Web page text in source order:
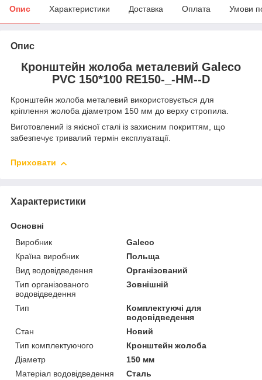
Опис Характеристики Доставка Оплата Умови
Опис
Кронштейн жолоба металевий Galeco
PVC 150*100 RE150-_-HM--D
Кронштейн жолоба металевий використовується для
кріплення жолоба діаметром 150 мм до верху стропила.
Виготовлений із якісної сталі із захисним покриттям, що
забезпечує тривалий термін експлуатації.
Приховати
Характеристики
Основні
Виробник
Galeco
Країна виробник
Польща
Вид водовідведення
Організований
Тип організованого
водовідведення
Зовнішній
Тип
Комплектуючі для
водовідведення
Стан
Новий
Тип комплектуючого
Кронштейн жолоба
Діаметр
150 мм
Матеріал водовідведення
Сталь